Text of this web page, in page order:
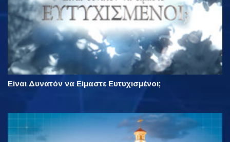
Είναι Δυνατόν να Είμαστε Ευτυχισμένοι;